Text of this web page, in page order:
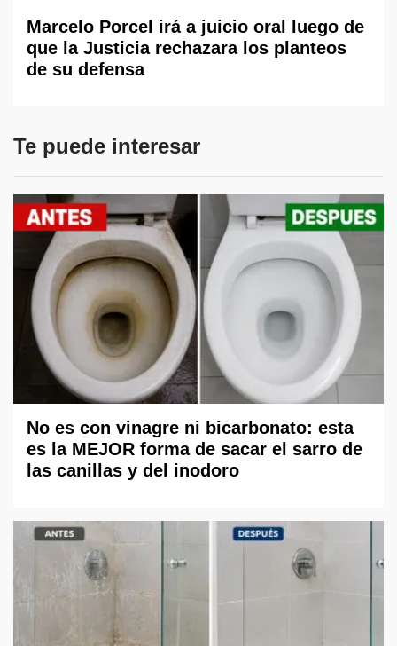
Marcelo Porcel irá a juicio oral luego de
que la Justicia rechazara los planteos
de su defensa
Te puede interesar
No es con vinagre ni bicarbonato: esta
es la MEJOR forma de sacar el sarro de
las canillas y del inodoro